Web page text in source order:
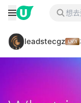
leadstecgz